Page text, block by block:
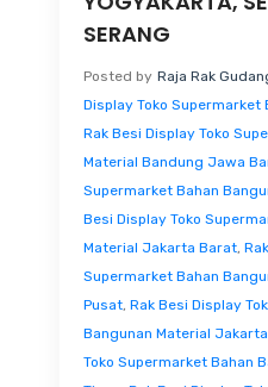
SERANG
Posted by Raja Rak
Display Toko Supermarket
Rak Besi Display Toko
Material Bandung Jawa
Supermarket Bahan
Besi Display Toko
Material Jakarta Barat,
Supermarket Bahan
Pusat, Rak Besi Display
Bangunan Material
Toko Supermarket Bahan